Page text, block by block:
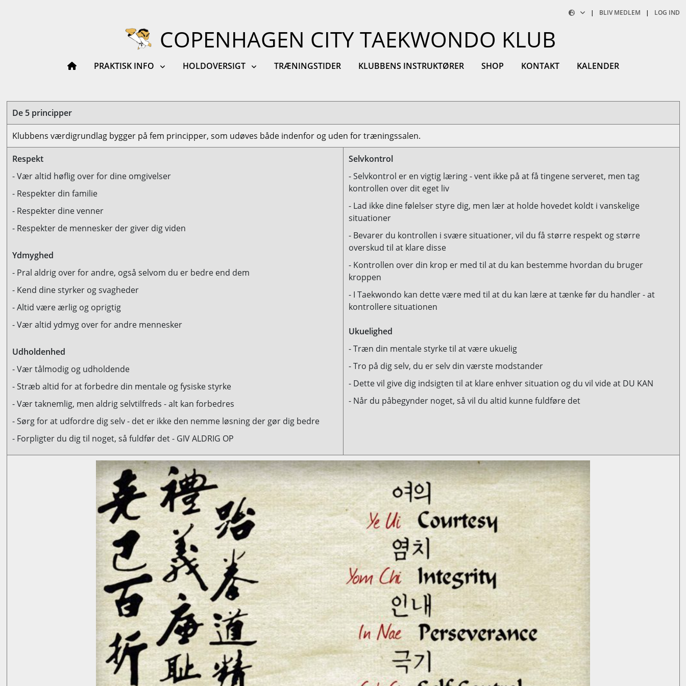
| BLIV MEDLEM | LOG IND
COPENHAGEN CITY TAEKWONDO KLUB
PRAKTISK INFO HOLDOVERSIGT TRÆNINGSTIDER KLUBBENS INSTRUKTØRER SHOP KONTAKT KALENDER
De 5 principper
Klubbens værdigrundlag bygger på fem principper, som udøves både indenfor og uden for træningssalen.
Respekt
- Vær altid høflig over for dine omgivelser
- Respekter din familie
- Respekter dine venner
- Respekter de mennesker der giver dig viden
Ydmyghed
- Pral aldrig over for andre, også selvom du er bedre end dem
- Kend dine styrker og svagheder
- Altid være ærlig og oprigtig
- Vær altid ydmyg over for andre mennesker
Udholdenhed
- Vær tålmodig og udholdende
- Stræb altid for at forbedre din mentale og fysiske styrke
- Vær taknemlig, men aldrig selvtilfreds - alt kan forbedres
- Sørg for at udfordre dig selv - det er ikke den nemme løsning der gør dig bedre
- Forpligter du dig til noget, så fuldfør det - GIV ALDRIG OP
Selvkontrol
- Selvkontrol er en vigtig læring - vent ikke på at få tingene serveret, men tag
kontrollen over dit eget liv
- Lad ikke dine følelser styre dig, men lær at holde hovedet koldt i vanskelige
situationer
- Bevarer du kontrollen i svære situationer, vil du få større respekt og større
overskud til at klare disse
- Kontrollen over din krop er med til at du kan bestemme hvordan du bruger
kroppen
- I Taekwondo kan dette være med til at du kan lære at tænke før du handler - at
kontrollere situationen
Ukuelighed
- Træn din mentale styrke til at være ukuelig
- Tro på dig selv, du er selv din værste modstander
- Dette vil give dig indsigten til at klare enhver situation og du vil vide at DU KAN
- Når du påbegynder noget, så vil du altid kunne fuldføre det